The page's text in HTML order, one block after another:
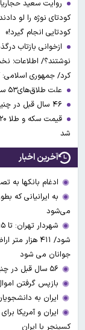
روایت سعید
کودتای نوژه را لو
کودتایی انجام گیرد!»
ازخوانی بازتاب
نوشتند؟/ اطلاعات؛
کرد/ جمهوری اسلامی:
علت طلاق‌های۵۳ سال پیش شهر تهران چه بود؟
شد
آخرین اخبار
ادغام بانکها به
به ایرانیانی که
می‌شود
شود/ ۴۱۱
جوانان می شود
۵۶ سال قبل در چنین روزی؛ کفش ملی ایران به شوروی صادر شد
بازپس گرفتن
ایران به
ایران و آمریکا
کسینجر با ایران